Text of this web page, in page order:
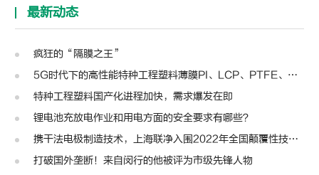
最新动态
疯狂的“隔膜之王”
5G时代下的高性能特种工程塑料薄膜PI、LCP、PTFE、PPS、PEEK、PEN
特种工程塑料国产化进程加快，需求爆发在即
锂电池充放电作业和用电方面的安全要求有哪些？
携干法电极制造技术，上海联净入围2022年全国颠覆性技术创新大赛
打破国外垄断！来自闵行的他被评为市级先锋人物